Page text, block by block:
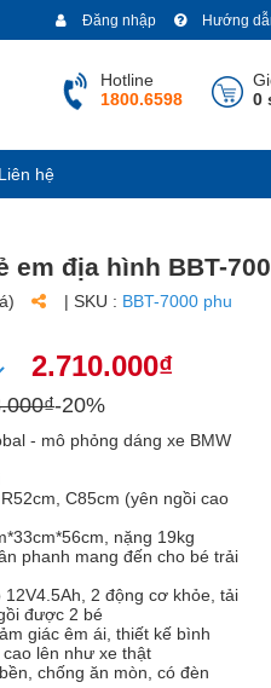
Hướng
Đăng nhập
0
Hotline
1800.6598
Liên hệ
em địa hình BBT-
| SKU : BBT-7000 phu
2.710.000₫
-20%
- mô phỏng dáng xe BMW
C85cm (yên ngồi cao
nặng 19kg
phanh mang đến cho bé trải
2 động cơ khỏe, tải
được 2 bé
giác êm ái, thiết kế bình
lên như xe thật
chống ăn mòn, có đèn